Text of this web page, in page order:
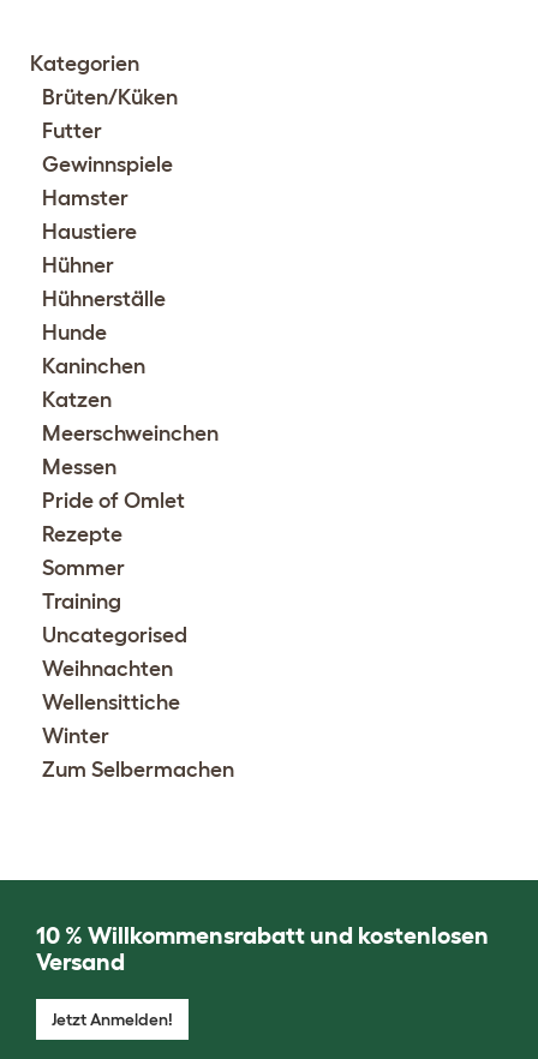
Kategorien
Brüten/Küken
Futter
Gewinnspiele
Hamster
Haustiere
Hühner
Hühnerställe
Hunde
Kaninchen
Katzen
Meerschweinchen
Messen
Pride of Omlet
Rezepte
Sommer
Training
Uncategorised
Weihnachten
Wellensittiche
Winter
Zum Selbermachen
10 % Willkommensrabatt und kostenlosen
Versand
Jetzt Anmelden!